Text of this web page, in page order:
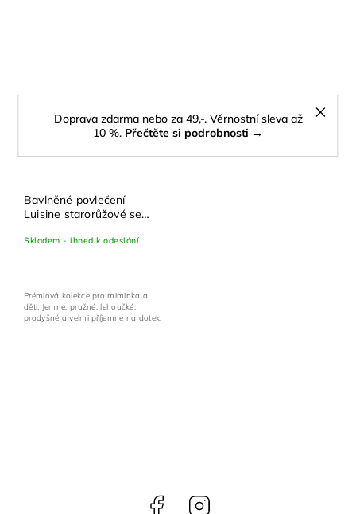
Doprava zdarma nebo za 49,-. Věrnostní sleva až
10 %. Přečtěte si podrobnosti →
Bavlněné povlečení
Luisine starorůžové se
100x135 cm + 40x60 cm
Skladem - ihned k odeslání
Prémiová kolekce pro miminka a
děti. Jemné, pružné, lehoučké,
prodyšné a velmi příjemné na dotek.
Facebook